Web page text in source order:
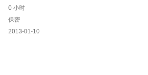
0 小时
保密
2013-01-10